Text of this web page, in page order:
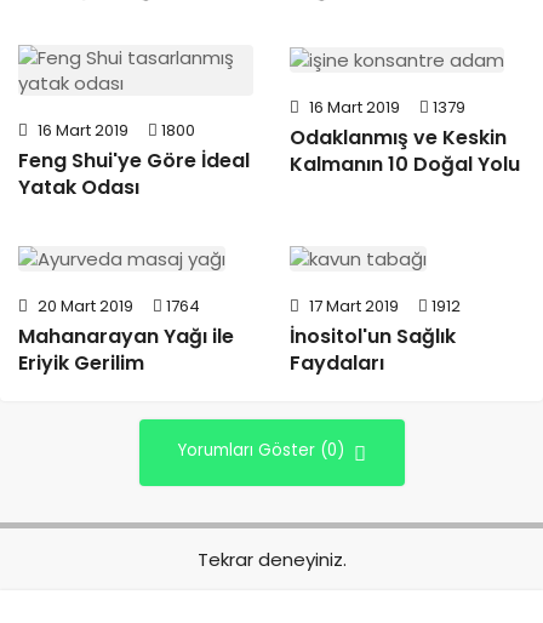
16 Mart 2019 1800
Feng Shui'ye Göre İdeal
Yatak Odası
16 Mart 2019 1379
Odaklanmış ve Keskin
Kalmanın 10 Doğal Yolu
20 Mart 2019 1764
Mahanarayan Yağı ile
Eriyik Gerilim
17 Mart 2019 1912
İnositol'un Sağlık
Faydaları
Yorumları Göster (0)
Tekrar deneyiniz.